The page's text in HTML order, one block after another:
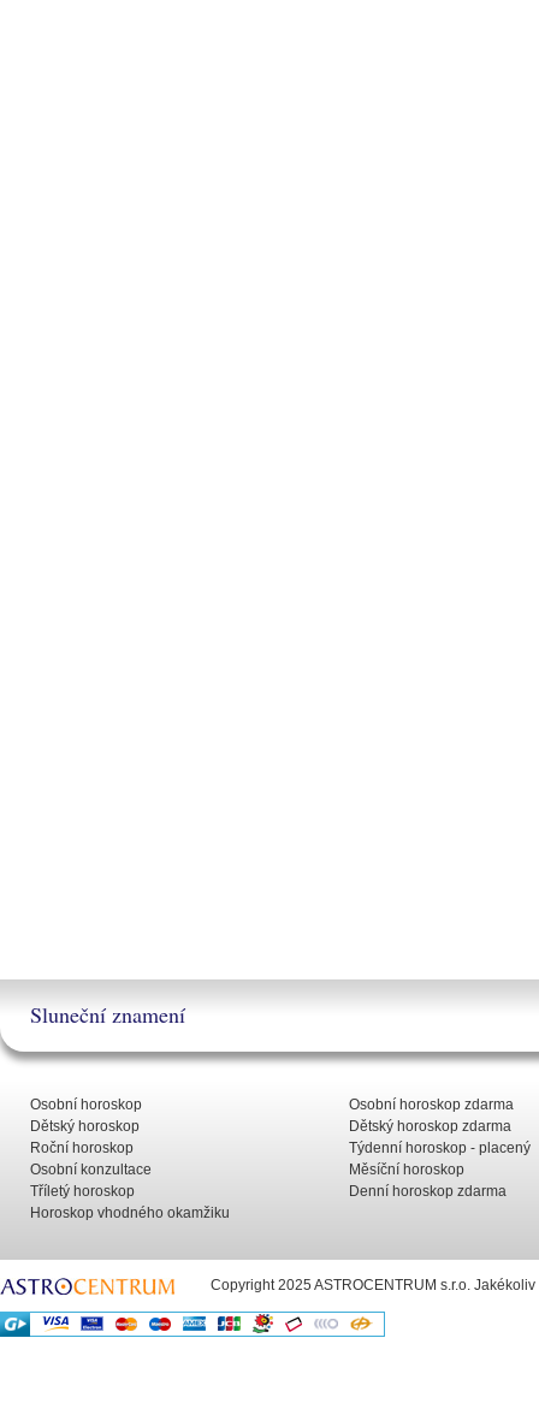
Sluneční znamení
Osobní horoskop
Dětský horoskop
Roční horoskop
Osobní konzultace
Tříletý horoskop
Horoskop vhodného okamžiku
Osobní horoskop zdarma
Dětský horoskop zdarma
Týdenní horoskop - placený
Měsíční horoskop
Denní horoskop zdarma
Copyright 2025 ASTROCENTRUM s.r.o.